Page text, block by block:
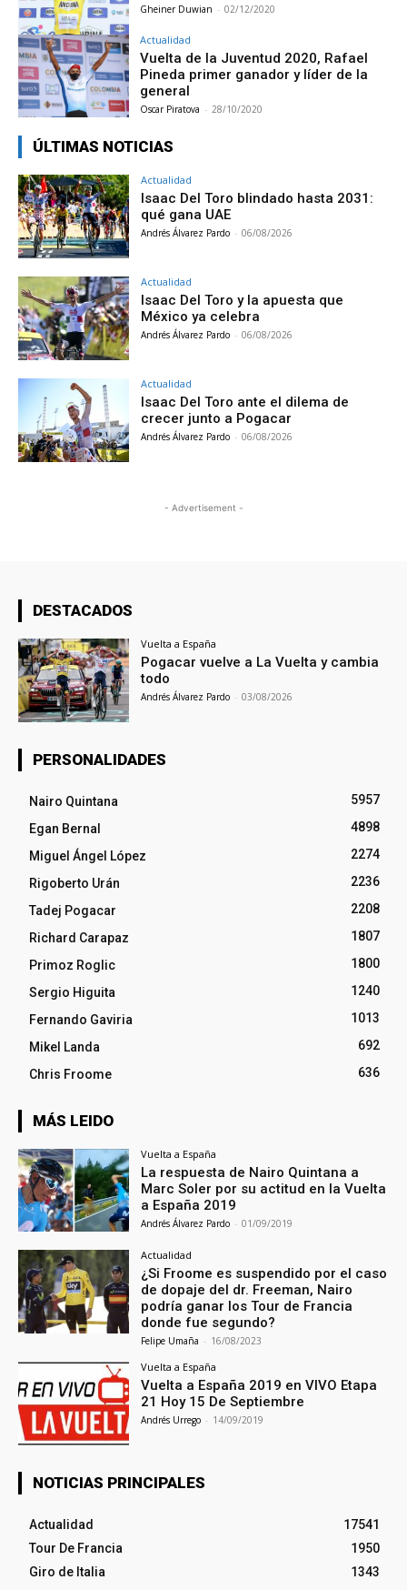
Gheiner Duwian - 02/12/2020
Actualidad
Vuelta de la Juventud 2020, Rafael
Pineda primer ganador y líder de la
general
Oscar Piratova - 28/10/2020
ÚLTIMAS NOTICIAS
Actualidad
Isaac Del Toro blindado hasta 2031:
qué gana UAE
Andrés Álvarez Pardo - 06/08/2026
Actualidad
Isaac Del Toro y la apuesta que
México ya celebra
Andrés Álvarez Pardo - 06/08/2026
Actualidad
Isaac Del Toro ante el dilema de
crecer junto a Pogacar
Andrés Álvarez Pardo - 06/08/2026
- Advertisement -
DESTACADOS
Vuelta a España
Pogacar vuelve a La Vuelta y cambia
todo
Andrés Álvarez Pardo - 03/08/2026
PERSONALIDADES
Nairo Quintana
5957
Egan Bernal
4898
Miguel Ángel López
2274
Rigoberto Urán
2236
Tadej Pogacar
2208
Richard Carapaz
1807
Primoz Roglic
1800
Sergio Higuita
1240
Fernando Gaviria
1013
Mikel Landa
692
Chris Froome
636
MÁS LEIDO
Vuelta a España
La respuesta de Nairo Quintana a
Marc Soler por su actitud en la Vuelta
a España 2019
Andrés Álvarez Pardo - 01/09/2019
Actualidad
¿Si Froome es suspendido por el caso
de dopaje del dr. Freeman, Nairo
podría ganar los Tour de Francia
donde fue segundo?
Felipe Umaña - 16/08/2023
Vuelta a España
Vuelta a España 2019 en VIVO Etapa
21 Hoy 15 De Septiembre
Andrés Urrego - 14/09/2019
NOTICIAS PRINCIPALES
Actualidad
17541
Tour De Francia
1950
Giro de Italia
1343